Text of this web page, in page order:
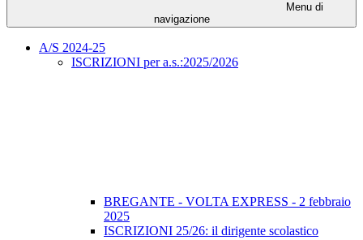
Menu di
navigazione
A/S 2024-25
ISCRIZIONI per a.s.:2025/2026
BREGANTE - VOLTA EXPRESS - 2 febbraio
2025
ISCRIZIONI 25/26: il dirigente scolastico